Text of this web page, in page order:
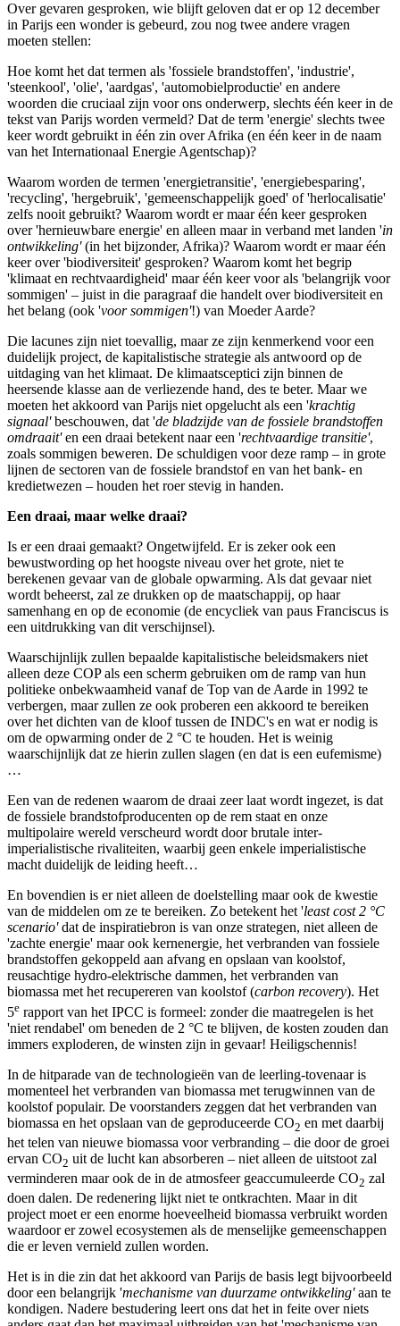
Over gevaren gesproken, wie blijft geloven dat er op 12 december
in Parijs een wonder is gebeurd, zou nog twee andere vragen
moeten stellen:
Hoe komt het dat termen als 'fossiele brandstoffen', 'industrie',
'steenkool', 'olie', 'aardgas', 'automobielproductie' en andere
woorden die cruciaal zijn voor ons onderwerp, slechts één keer in de
tekst van Parijs worden vermeld? Dat de term 'energie' slechts twee
keer wordt gebruikt in één zin over Afrika (en één keer in de naam
van het Internationaal Energie Agentschap)?
Waarom worden de termen 'energietransitie', 'energiebesparing',
'recycling', 'hergebruik', 'gemeenschappelijk goed' of 'herlocalisatie'
zelfs nooit gebruikt? Waarom wordt er maar één keer gesproken
over 'hernieuwbare energie' en alleen maar in verband met landen 'in
ontwikkeling'(in het bijzonder, Afrika)? Waarom wordt er maar één
keer over 'biodiversiteit' gesproken? Waarom komt het begrip
'klimaat en rechtvaardigheid' maar één keer voor als 'belangrijk voor
sommigen' – juist in die paragraaf die handelt over biodiversiteit en
het belang (ook 'voor sommigen'!) van Moeder Aarde?
Die lacunes zijn niet toevallig, maar ze zijn kenmerkend voor een
duidelijk project, de kapitalistische strategie als antwoord op de
uitdaging van het klimaat. De klimaatsceptici zijn binnen de
heersende klasse aan de verliezende hand, des te beter. Maar we
moeten het akkoord van Parijs niet opgelucht als een 'krachtig
signaal'beschouwen, dat 'de bladzijde van de fossiele brandstoffen
omdraait'en een draai betekent naar een 'rechtvaardige transitie',
zoals sommigen beweren. De schuldigen voor deze ramp – in grote
lijnen de sectoren van de fossiele brandstof en van het bank- en
kredietwezen – houden het roer stevig in handen.
Een draai, maar welke draai?
Is er een draai gemaakt? Ongetwijfeld. Er is zeker ook een
bewustwording op het hoogste niveau over het grote, niet te
berekenen gevaar van de globale opwarming. Als dat gevaar niet
wordt beheerst, zal ze drukken op de maatschappij, op haar
samenhang en op de economie (de encycliek van paus Franciscus is
een uitdrukking van dit verschijnsel).
Waarschijnlijk zullen bepaalde kapitalistische beleidsmakers niet
alleen deze COP als een scherm gebruiken om de ramp van hun
politieke onbekwaamheid vanaf de Top van de Aarde in 1992 te
verbergen, maar zullen ze ook proberen een akkoord te bereiken
over het dichten van de kloof tussen de INDC's en wat er nodig is
om de opwarming onder de 2 °C te houden. Het is weinig
waarschijnlijk dat ze hierin zullen slagen (en dat is een eufemisme)
…
Een van de redenen waarom de draai zeer laat wordt ingezet, is dat
de fossiele brandstofproducenten op de rem staat en onze
multipolaire wereld verscheurd wordt door brutale inter-
imperialistische rivaliteiten, waarbij geen enkele imperialistische
macht duidelijk de leiding heeft…
En bovendien is er niet alleen de doelstelling maar ook de kwestie
van de middelen om ze te bereiken. Zo betekent het 'least cost 2 °C
scenario'dat de inspiratiebron is van onze strategen, niet alleen de
'zachte energie' maar ook kernenergie, het verbranden van fossiele
brandstoffen gekoppeld aan afvang en opslaan van koolstof,
reusachtige hydro-elektrische dammen, het verbranden van
biomassa met het recupereren van koolstof (carbon recovery). Het
5e rapport van het IPCC is formeel: zonder die maatregelen is het
'niet rendabel' om beneden de 2 °C te blijven, de kosten zouden dan
immers exploderen, de winsten zijn in gevaar! Heiligschennis!
In de hitparade van de technologieën van de leerling-tovenaar is
momenteel het verbranden van biomassa met terugwinnen van de
koolstof populair. De voorstanders zeggen dat het verbranden van
biomassa en het opslaan van de geproduceerde CO2 en met daarbij
het telen van nieuwe biomassa voor verbranding – die door de groei
ervan CO2 uit de lucht kan absorberen – niet alleen de uitstoot zal
verminderen maar ook de in de atmosfeer geaccumuleerde CO2 zal
doen dalen. De redenering lijkt niet te ontkrachten. Maar in dit
project moet er een enorme hoeveelheid biomassa verbruikt worden
waardoor er zowel ecosystemen als de menselijke gemeenschappen
die er leven vernield zullen worden.
Het is in die zin dat het akkoord van Parijs de basis legt bijvoorbeeld
door een belangrijk 'mechanisme van duurzame ontwikkeling'aan te
kondigen. Nadere bestudering leert ons dat het in feite over niets